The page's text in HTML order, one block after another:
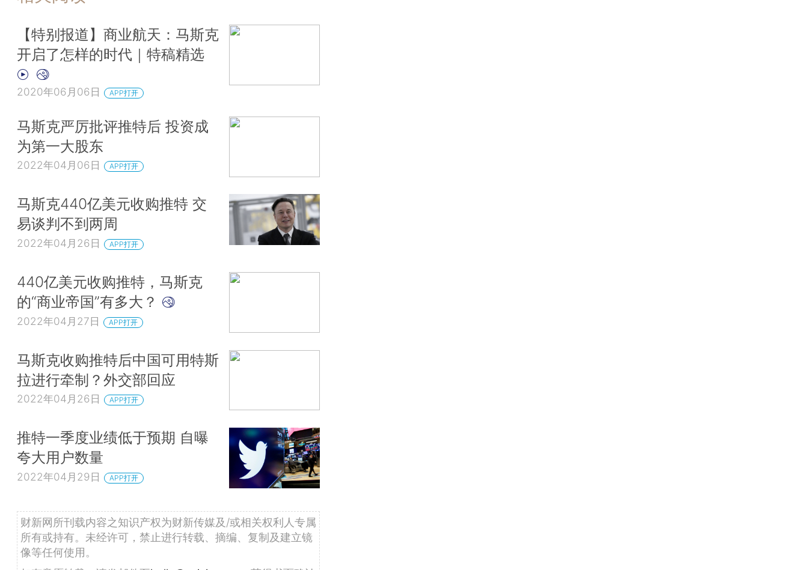
【特别报道】商业航天：马斯克
开启了怎样的时代｜特稿精选
2020年06月06日 APP打开
马斯克严厉批评推特后 投资成
为第一大股东
2022年04月06日 APP打开
马斯克440亿美元收购推特 交
易谈判不到两周
2022年04月26日 APP打开
440亿美元收购推特，马斯克
的“商业帝国”有多大？
2022年04月27日 APP打开
马斯克收购推特后中国可用特斯
拉进行牵制？外交部回应
2022年04月26日 APP打开
推特一季度业绩低于预期 自曝
夸大用户数量
2022年04月29日 APP打开
财新网所刊载内容之知识产权为财新传媒及/或相关权利人专属
所有或持有。未经许可，禁止进行转载、摘编、复制及建立镜
像等任何使用。